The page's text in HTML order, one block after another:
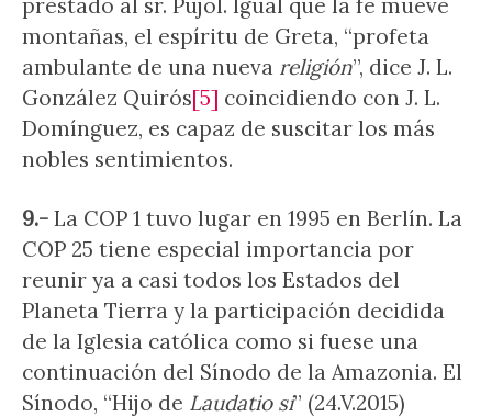
prestado al sr. Pujol. Igual que la fe mueve
montañas, el espíritu de Greta, “profeta
ambulante de una nueva religión”, dice J. L.
González Quirós[5] coincidiendo con J. L.
Domínguez, es capaz de suscitar los más
nobles sentimientos.
9.- La COP 1 tuvo lugar en 1995 en Berlín. La
COP 25 tiene especial importancia por
reunir ya a casi todos los Estados del
Planeta Tierra y la participación decidida
de la Iglesia católica como si fuese una
continuación del Sínodo de la Amazonia. El
Sínodo, “Hijo de Laudatio si” (24.V.2015)